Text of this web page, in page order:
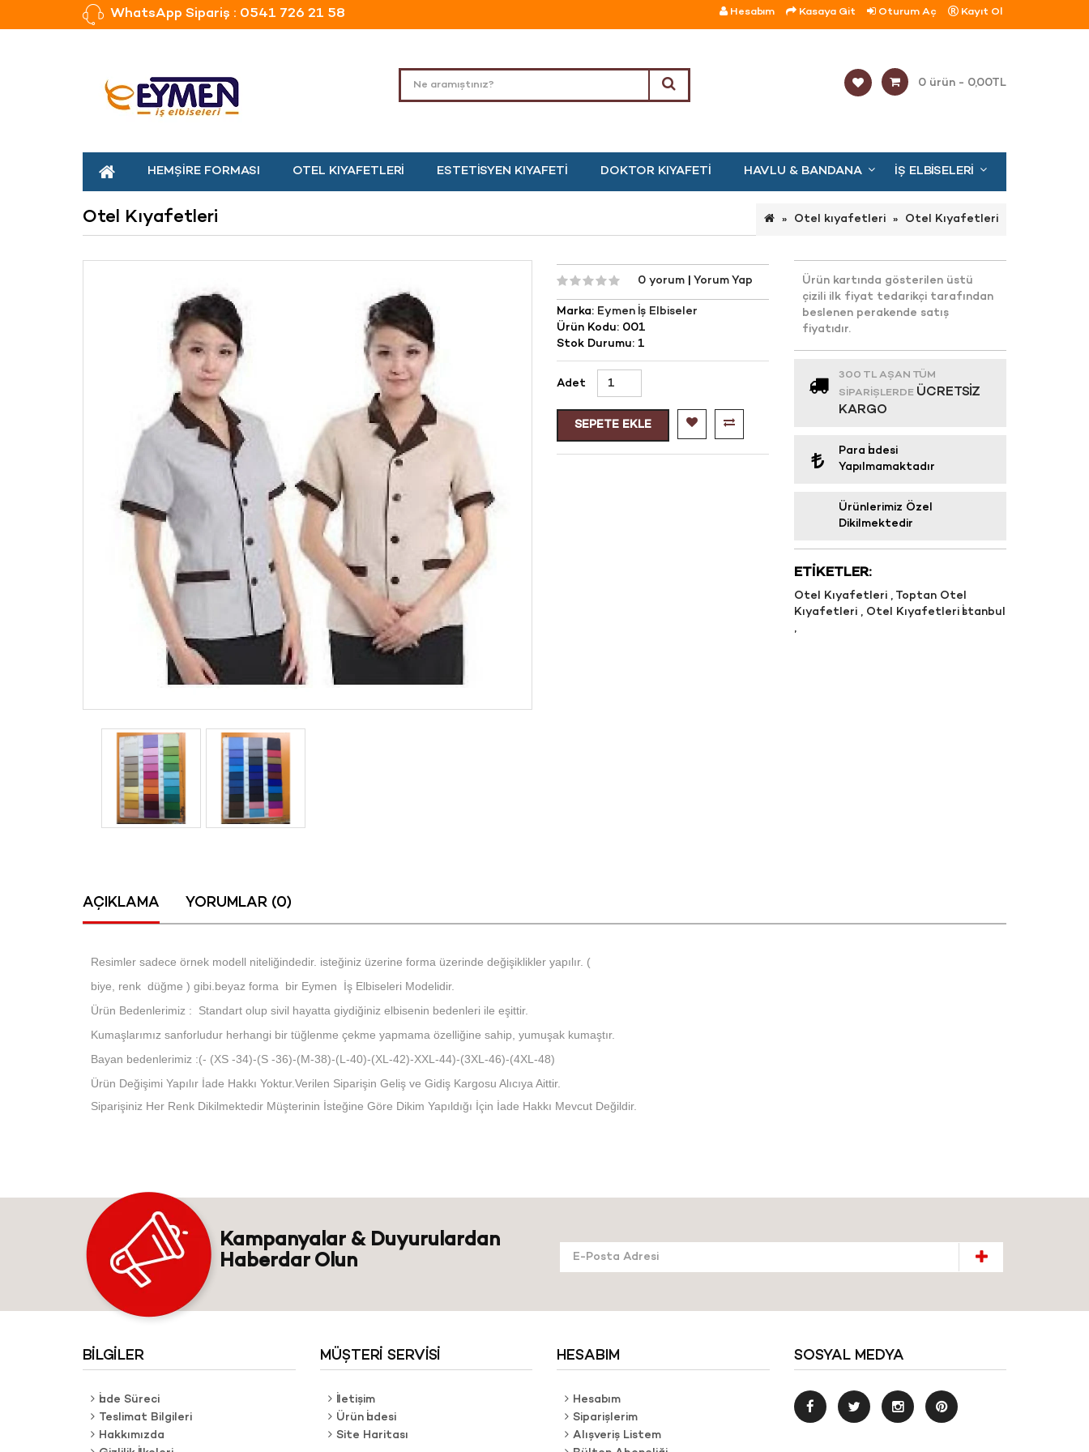
WhatsApp Sipariş : 0541 726 21 58 Hesabım Kasaya Git Oturum Aç Kayıt Ol
0 ürün - 0,00TL
HEMŞIRE FORMASI OTEL KIYAFETLERI ESTETISYEN KIYAFETI DOKTOR KIYAFETI HAVLU & BANDANA İŞ ELBISELERI
Otel Kıyafetleri Otel kıyafetleri Otel Kıyafetleri
0 yorum | Yorum Yap
Marka: Eymen İş Elbiseler
Ürün Kodu: 001
Stok Durumu: 1
Adet
SEPETE EKLE
Ürün kartında gösterilen üstü
çizili ilk fiyat tedarikçi tarafından
beslenen perakende satış
fiyatıdır.
300 TL AŞAN TÜM
SIPARIŞLERDE ÜCRETSIZ
KARGO
Para İadesi
Yapılmamaktadır
Ürünlerimiz Özel
Dikilmektedir
ETIKETLER:
Otel Kıyafetleri , Toptan Otel
Kıyafetleri , Otel Kıyafetleri İstanbul
,
AÇIKLAMA YORUMLAR (0)
Resimler sadece örnek modell niteliğindedir. isteğiniz üzerine forma üzerinde değişiklikler yapılır. (
biye, renk düğme ) gibi.beyaz forma bir Eymen İş Elbiseleri Modelidir.
Ürün Bedenlerimiz : Standart olup sivil hayatta giydiğiniz elbisenin bedenleri ile eşittir.
Kumaşlarımız sanforludur herhangi bir tüğlenme çekme yapmama özelliğine sahip, yumuşak kumaştır.
Bayan bedenlerimiz :(- (XS -34)-(S -36)-(M-38)-(L-40)-(XL-42)-XXL-44)-(3XL-46)-(4XL-48)
Ürün Değişimi Yapılır İade Hakkı Yoktur.Verilen Siparişin Geliş ve Gidiş Kargosu Alıcıya Aittir.
Siparişiniz Her Renk Dikilmektedir Müşterinin İsteğine Göre Dikim Yapıldığı İçin İade Hakkı Mevcut Değildir.
Kampanyalar & Duyurulardan
Haberdar Olun
BILGILER
İade Süreci
Teslimat Bilgileri
Hakkımızda
MÜŞTERI SERVISI
İletişim
Ürün İadesi
Site Haritası
HESABIM
Hesabım
Siparişlerim
Alışveriş Listem
SOSYAL MEDYA